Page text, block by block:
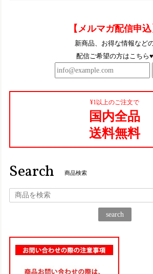
レッド（RD） S／22.5㎝
とっても可愛いです〜！これからたくさん
アイボリーブラック（IVBL）S
2025/08/27
2025/06/17
仕事用に一足購入して、凄く履きやすくて
ベート用にもう一足購入！ 履くのが楽し
ネイビーマルチ（NVMT） M／
【メルマガ配信申込
新商品、お得な情報など
配信ご希望の方はこちら♥
¥1以上のご注文で
国内全品
送料無料
Search 商品検索
search